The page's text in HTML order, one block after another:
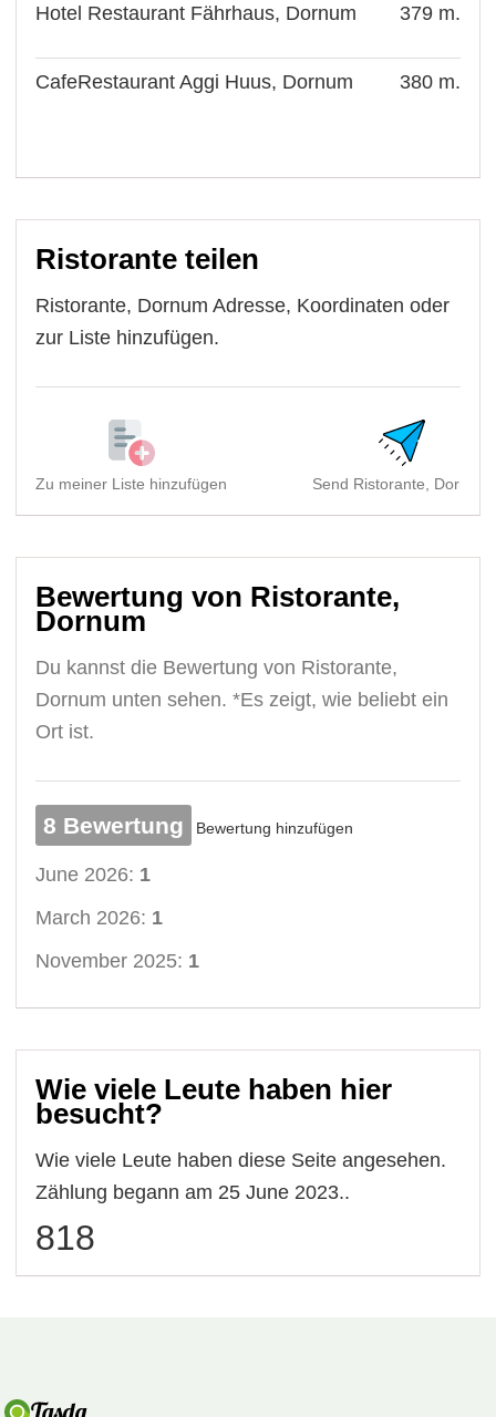
Hotel Restaurant Fährhaus, Dornum 379 m.
CafeRestaurant Aggi Huus, Dornum 380 m.
Ristorante teilen
Ristorante, Dornum Adresse, Koordinaten oder
zur Liste hinzufügen.
Zu meiner Liste hinzufügen Send Ristorante, Dornum
Bewertung von Ristorante,
Dornum
Du kannst die Bewertung von Ristorante,
Dornum unten sehen. *Es zeigt, wie beliebt ein
Ort ist.
8 Bewertung Bewertung hinzufügen
June 2026: 1
March 2026: 1
November 2025: 1
Wie viele Leute haben hier
besucht?
Wie viele Leute haben diese Seite angesehen.
Zählung begann am 25 June 2023..
818